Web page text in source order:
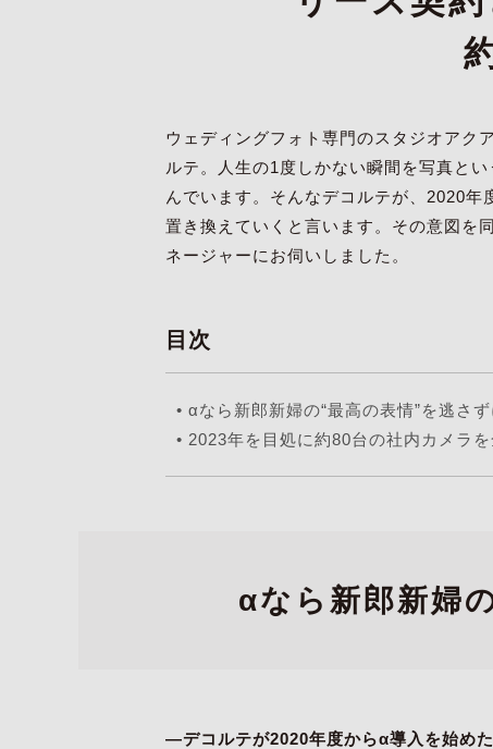
ウェディングフォト専門のスタジオアク
ルテ。人生の1度しかない瞬間を写真と
んでいます。そんなデコルテが、2020
置き換えていくと言います。その意図を
ネージャーにお伺いしました。
目次
• αなら新郎新婦の“最高の表情”を逃さ
• 2023年を目処に約80台の社内カメラ
αなら新郎新婦
―デコルテが2020年度からα導入を始めた